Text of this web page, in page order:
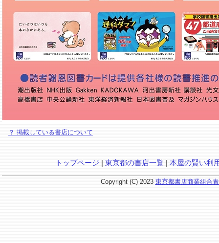
？ 掲載している書店について
トップページ | 東京都の書店一覧 | 本屋の賢い利
Copyright (C) 2023 東京都書店商業組合